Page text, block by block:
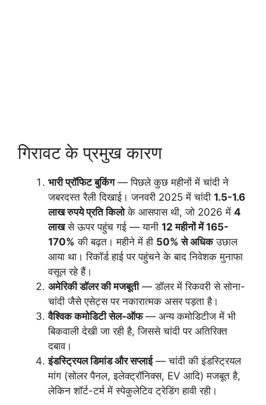
गिरावट के प्रमुख कारण
भारी प्रॉफिट बुकिंग— पिछले कुछ महीनों में चांदी ने
जबरदस्त रैली दिखाई। जनवरी 2025 में चांदी 1.5-1.6
लाख रुपये प्रति किलोके आसपास थी, जो 2026 में 4
लाखसे ऊपर पहुंच गई — यानी 12 महीनों में 165-
170% की बढ़त। महीने में ही 50% से अधिकउछाल
आया था। रिकॉर्ड हाई पर पहुंचने के बाद निवेशक मुनाफा
वसूल रहे हैं।
अमेरिकी डॉलर की मजबूती— डॉलर में रिकवरी से सोना-
चांदी जैसे एसेट्स पर नकारात्मक असर पड़ता है।
वैश्विक कमोडिटी सेल-ऑफ— अन्य कमोडिटीज में भी
बिकवाली देखी जा रही है, जिससे चांदी पर अतिरिक्त
दबाव।
इंडस्ट्रियल डिमांड और सप्लाई— चांदी की इंडस्ट्रियल
मांग (सोलर पैनल, इलेक्ट्रॉनिक्स, EV आदि) मजबूत है,
लेकिन शॉर्ट-टर्म में स्पेकुलेटिव ट्रेडिंग हावी रही।